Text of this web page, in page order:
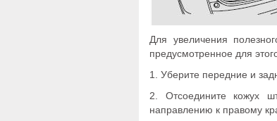
Для увеличения
предусмотренное для
1. Уберите передние и
2. Отсоедините кожух
направлению к правому